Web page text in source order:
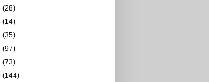
(28)
(14)
(35)
(97)
(73)
(144)